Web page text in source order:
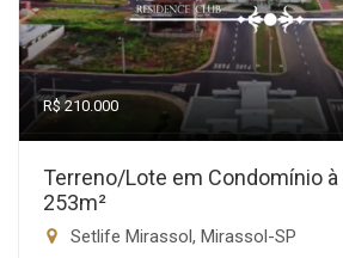
R$ 210.000
Terreno/Lote em Condomínio
253m²
Setlife Mirassol, Mirassol-SP